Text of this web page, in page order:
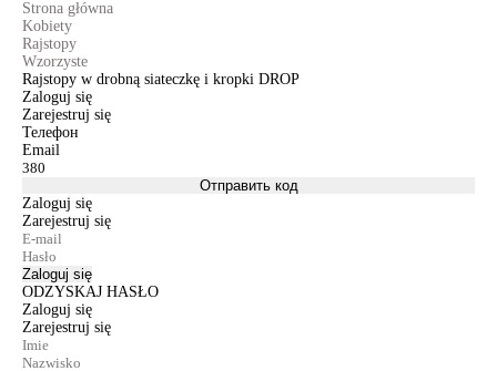
Strona główna
Kobiety
Rajstopy
Wzorzyste
Rajstopy w drobną siateczkę i kropki DROP
Zaloguj się
Zarejestruj się
Телефон
Email
Отправить код
Zaloguj się
Zarejestruj się
Zaloguj się
ODZYSKAJ HASŁO
Zaloguj się
Zarejestruj się